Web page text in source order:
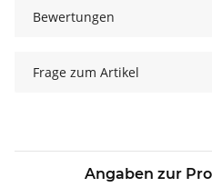
Bewertungen
Frage zum Artikel
Angaben zur